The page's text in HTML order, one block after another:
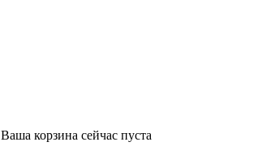
Ваша корзина сейчас пуста